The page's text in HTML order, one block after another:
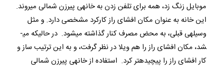
موبایل زنگ زد، همه برای تلفن زدن به خانه­ی پیرزن شمالی می­روند.
این خانه به عنوان مکان افشای راز کارکرد مشخصی دارد. و مثل
وسیله­ی قبلی، به محض مصرف کنار گذاشته می­شود. در حالیکه می­
شد، مکان افشای راز را هم ویلا در نظر گرفت، و به این ترتیب ساز و
کار افشای راز را پیچیده­تر کرد. استفاده از خانه­ی پیرزن شمالی